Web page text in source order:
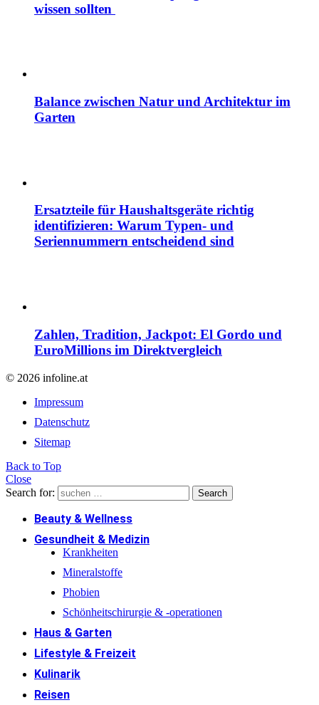
wissen sollten
Balance zwischen Natur und Architektur im
Garten
Ersatzteile für Haushaltsgeräte richtig
identifizieren: Warum Typen- und
Seriennummern entscheidend sind
Zahlen, Tradition, Jackpot: El Gordo und
EuroMillions im Direktvergleich
© 2026 infoline.at
Impressum
Datenschutz
Sitemap
Back to Top
Close
Search for:
Search
Beauty & Wellness
Gesundheit & Medizin
Krankheiten
Mineralstoffe
Phobien
Schönheitschirurgie & -operationen
Haus & Garten
Lifestyle & Freizeit
Kulinarik
Reisen